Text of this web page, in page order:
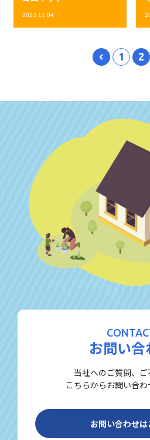
2023.11.04
1 2
お問い合
当社へのご質問、
こちらからお問い合わ
お問い合わせは